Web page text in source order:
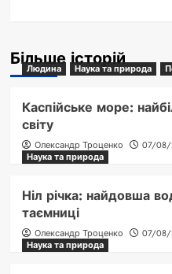
Більше історій
Людина Наука та природа
Каспійське море:
світу
Олександр Троценко
07/08/
Наука та природа
Ніл річка: найдовша
таємниці
Олександр Троценко
07/08/
Наука та природа